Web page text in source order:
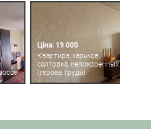
Ціна: 19 000
Квартира, харьков,
салтовка, непокоренных
(героев труда)